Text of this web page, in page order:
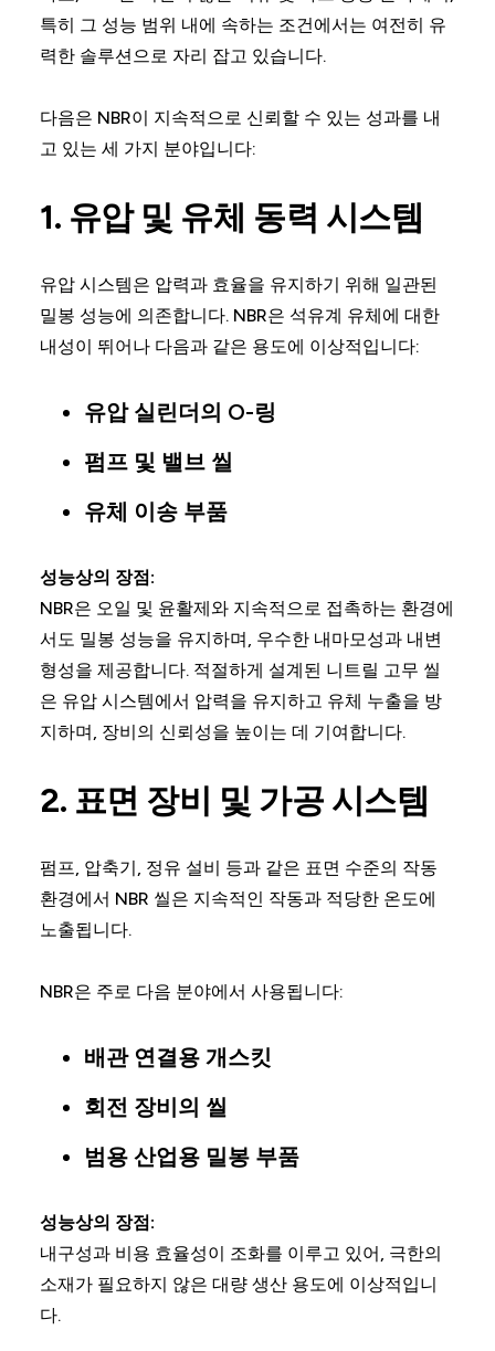
특히 그 성능 범위 내에 속하는 조건에서는 여전히 유
력한 솔루션으로 자리 잡고 있습니다.
다음은 NBR이 지속적으로 신뢰할 수 있는 성과를 내
고 있는 세 가지 분야입니다:
1. 유압 및 유체 동력 시스템
유압 시스템은 압력과 효율을 유지하기 위해 일관된
밀봉 성능에 의존합니다. NBR은 석유계 유체에 대한
내성이 뛰어나 다음과 같은 용도에 이상적입니다:
유압 실린더의 O-링
펌프 및 밸브 씰
유체 이송 부품
성능상의 장점:
NBR은 오일 및 윤활제와 지속적으로 접촉하는 환경에
서도 밀봉 성능을 유지하며, 우수한 내마모성과 내변
형성을 제공합니다. 적절하게 설계된 니트릴 고무 씰
은 유압 시스템에서 압력을 유지하고 유체 누출을 방
지하며, 장비의 신뢰성을 높이는 데 기여합니다.
2. 표면 장비 및 가공 시스템
펌프, 압축기, 정유 설비 등과 같은 표면 수준의 작동
환경에서 NBR 씰은 지속적인 작동과 적당한 온도에
노출됩니다.
NBR은 주로 다음 분야에서 사용됩니다:
배관 연결용 개스킷
회전 장비의 씰
범용 산업용 밀봉 부품
성능상의 장점:
내구성과 비용 효율성이 조화를 이루고 있어, 극한의
소재가 필요하지 않은 대량 생산 용도에 이상적입니
다.